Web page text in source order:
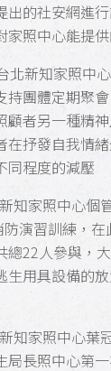
出的社安網進
家照中心能提
北新知家照中心
持團體定期聚
顧者另一種精
在抒發自我情
同程度的減壓
知家照中心個
演習訓練，
總22人參與，
生用具設備的
知家照中心葉
局長照中心第